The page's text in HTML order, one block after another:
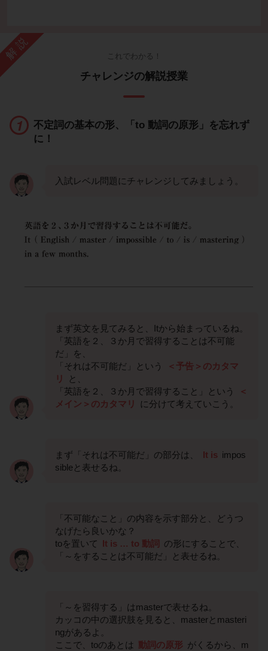
解説 これでわかる！
チャレンジの解説授業
不定詞の基本の形、「to 動詞の原形」を忘れず
に！
入試レベル問題にチャレンジしてみましょう。
まず英文を見てみると、Itから始まっているね。
「英語を２、３か月で習得することは不可能
だ」を、
「それは不可能だ」という
＜予告＞のカタマ
リ
と、
「英語を２、３か月で習得すること」という
＜
メイン＞のカタマリ
に分けて考えていこう。
まず「それは不可能だ」の部分は、 It is impos
sibleと表せるね。
「不可能なこと」の内容を示す部分と、どうつ
なげたら良いかな？
toを置いて It is … to 動詞 の形にすることで、
「～をすることは不可能だ」と表せるね。
「～を習得する」はmasterで表せるね。
カッコの中の選択肢を見ると、masterとmasteri
ngがあるよ。
ここで、toのあとは
動詞の原形 がくるから、m